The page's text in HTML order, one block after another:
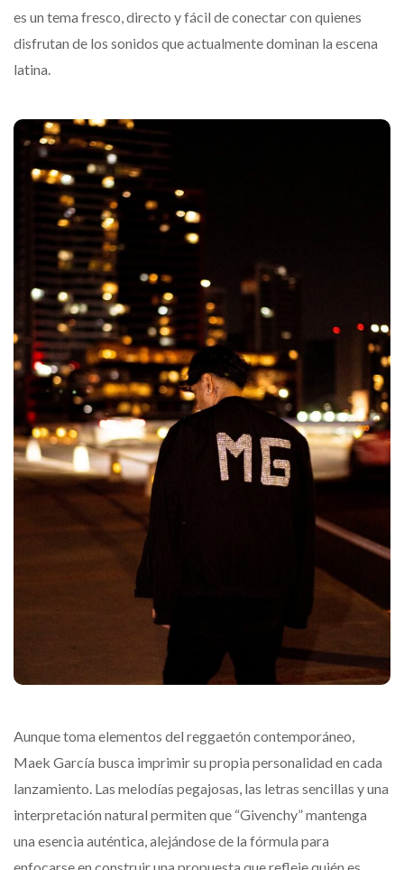
es un tema fresco, directo y fácil de conectar con quienes
disfrutan de los sonidos que actualmente dominan la escena
latina.
Aunque toma elementos del reggaetón contemporáneo,
Maek García busca imprimir su propia personalidad en cada
lanzamiento. Las melodías pegajosas, las letras sencillas y una
interpretación natural permiten que “Givenchy” mantenga
una esencia auténtica, alejándose de la fórmula para
enfocarse en construir una propuesta que refleje quién es